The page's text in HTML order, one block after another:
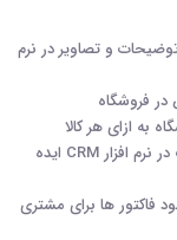
و تصاویر در نرم
فروشگاه
به ازای هر کالا
صدور فاکتور و پرداختی به صورت اتوماتیک در نرم افزار CRM ایده
فاکتور ها برای مشتری